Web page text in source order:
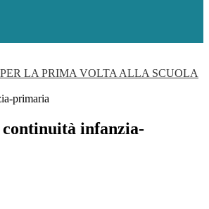
LA PRIMA VOLTA ALLA SCUOLA
primaria
continuità infanzia-